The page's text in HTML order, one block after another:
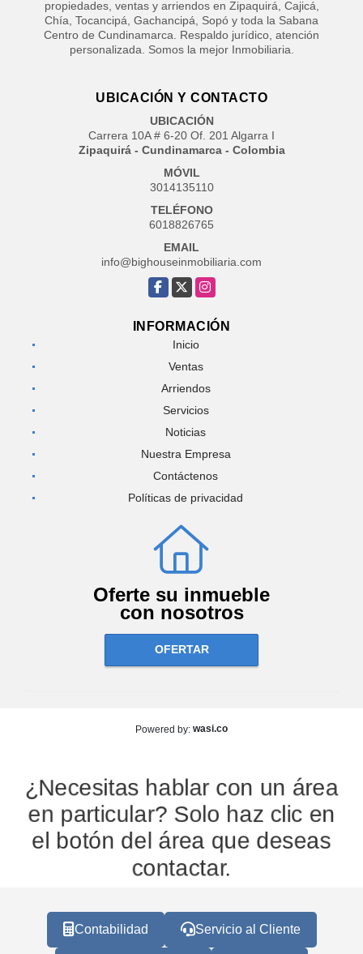
propiedades, ventas y arriendos en Zipaquirá, Cajicá,
Chía, Tocancipá, Gachancipá, Sopó y toda la Sabana
Centro de Cundinamarca. Respaldo jurídico, atención
personalizada. Somos la mejor Inmobiliaria.
UBICACIÓN Y CONTACTO
UBICACIÓN
Carrera 10A # 6-20 Of. 201 Algarra I
Zipaquirá - Cundinamarca - Colombia
MÓVIL
3014135110
TELÉFONO
6018826765
EMAIL
info@bighouseinmobiliaria.com
Facebook
X Instagram
INFORMACIÓN
Inicio
Ventas
Arriendos
Servicios
Noticias
Nuestra Empresa
Contáctenos
Políticas de privacidad
Oferte su inmueble
con nosotros
OFERTAR
Powered by: wasi.co
¿Necesitas hablar con un área
en particular? Solo haz clic en
el botón del área que deseas
contactar.
Contabilidad Servicio al Cliente